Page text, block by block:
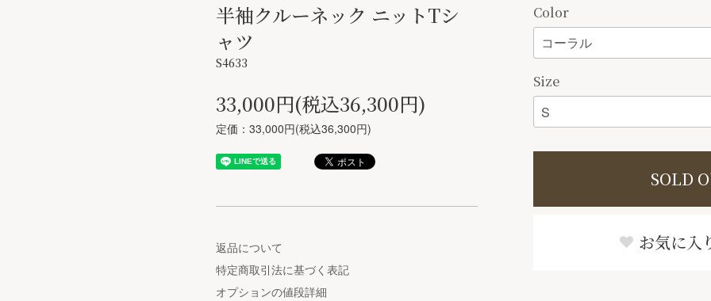
半袖クルーネック ニットTシ
ャツ
S4633
33,000円(税込36,300円)
定価：33,000円(税込36,300円)
返品について
特定商取引法に基づく表記
オプションの値段詳細
Color
Size
SOLD
お気に入